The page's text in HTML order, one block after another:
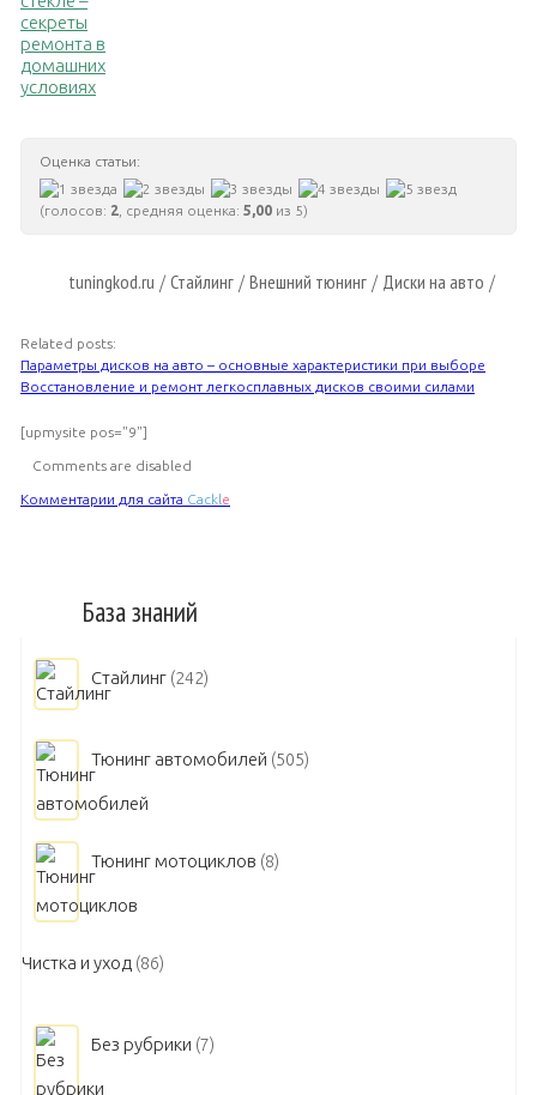
секреты
ремонта в
домашних
условиях
Оценка статьи:
(голосов: 2 , средняя оценка: 5,00 из 5)
tuningkod.ru / Стайлинг / Внешний тюнинг / Диски на авто /
Related posts:
Параметры дисков на авто – основные характеристики при выборе
Восстановление и ремонт легкосплавных дисков своими силами
[upmysite pos="9"]
Comments are disabled
Комментарии для сайта Cackl e
База знаний
Стайлинг (242)
Тюнинг автомобилей (505)
Тюнинг мотоциклов (8)
Чистка и уход (86)
Без рубрики (7)